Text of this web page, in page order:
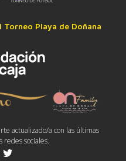
Playa de Doñana
actualizado/a con las últimas
redes sociales.